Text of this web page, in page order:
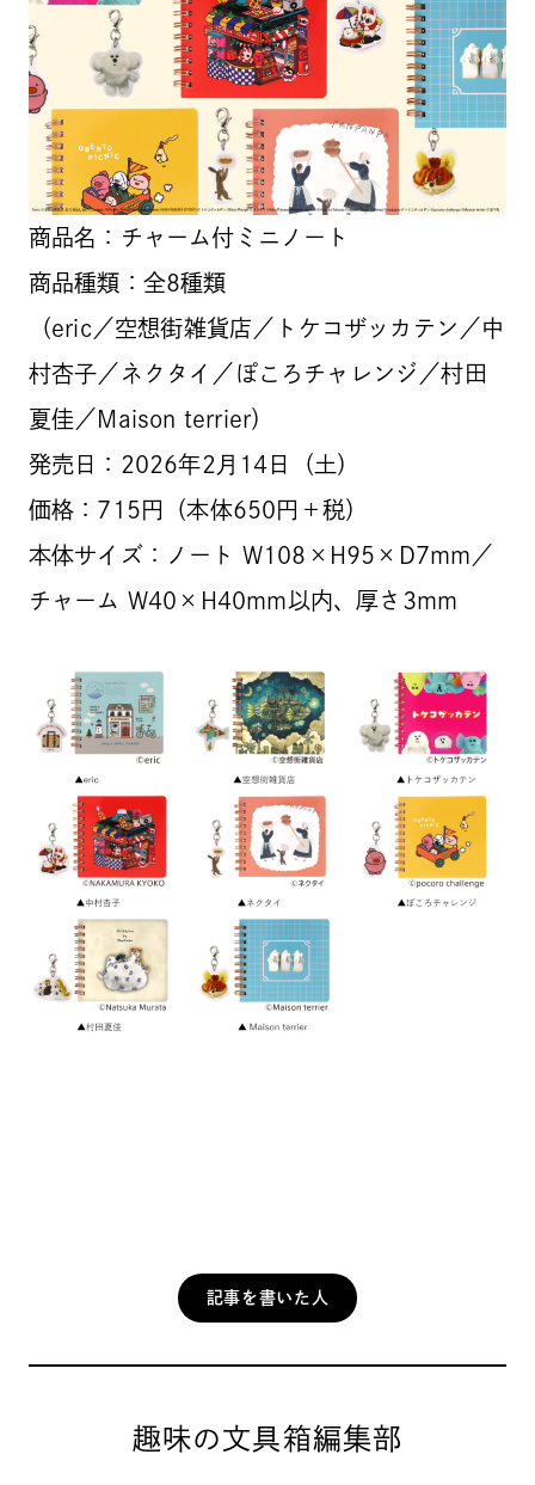
商品名：チャーム付ミニノート
商品種類：全8種類
（eric／空想街雑貨店／トケコザッカテン／中
村杏子／ネクタイ／ぽころチャレンジ／村田
夏佳／Maison terrier）
発売日：2026年2月14日（土）
価格：715円（本体650円＋税）
本体サイズ：ノート W108×H95×D7mm／
チャーム W40×H40mm以内、厚さ3mm
記事を書いた人
趣味の文具箱編集部